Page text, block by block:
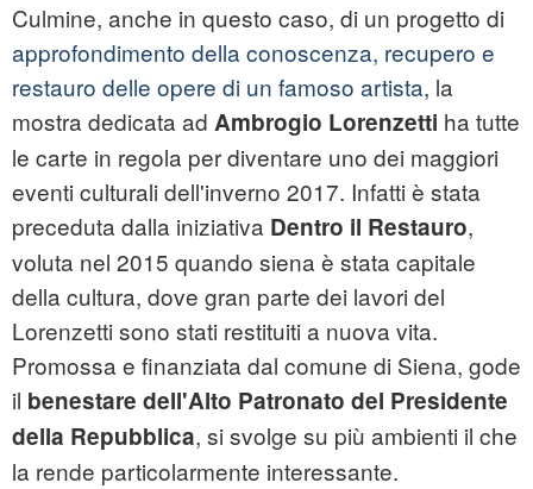
Culmine, anche in questo caso, di un progetto di
approfondimento della conoscenza, recupero e
restauro delle opere di un famoso artista, la
mostra dedicata ad Ambrogio Lorenzetti ha tutte
le carte in regola per diventare uno dei maggiori
eventi culturali dell'inverno 2017. Infatti è stata
preceduta dalla iniziativa Dentro il Restauro,
voluta nel 2015 quando siena è stata capitale
della cultura, dove gran parte dei lavori del
Lorenzetti sono stati restituiti a nuova vita.
Promossa e finanziata dal comune di Siena, gode
il benestare dell'Alto Patronato del Presidente
della Repubblica, si svolge su più ambienti il che
la rende particolarmente interessante.